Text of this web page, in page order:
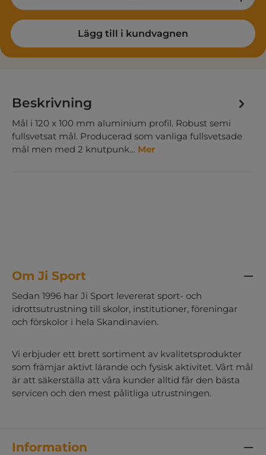
Lägg till i kundvagnen
Beskrivning
Mål i 120 x 100 mm aluminium profil. Robust semi
fullsvetsat mål. Producerad som vanliga fullsvetsade
mål men med 2 knutpunk… Mer
Om Ji Sport
Sedan 1996 har Ji Sport levererat sport- och
idrottsutrustning till skolor, institutioner, föreningar
och förskolor i hela Skandinavien.
Vi erbjuder ett brett sortiment av kvalitetsprodukter
som främjar aktivt lärande och fysisk aktivitet. Vårt mål
är att säkerställa att våra kunder alltid får den bästa
servicen och den mest pålitliga utrustningen.
Information